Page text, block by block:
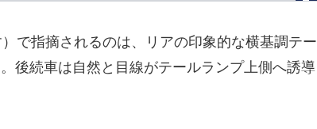
で指摘されるのは、リアの印象的な横基調テー
後続車は自然と目線がテールランプ上側へ誘導